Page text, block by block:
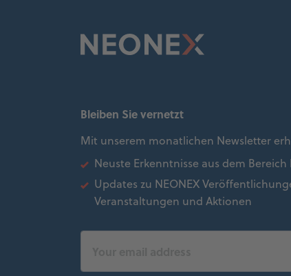
Bleiben Sie vernetzt
Mit unserem monatlichen Newsletter
Neuste Erkenntnisse aus dem
Updates zu NEONEX
Veranstaltungen und Aktionen